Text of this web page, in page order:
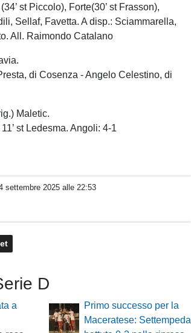
st Piccolo), Forte(30’ st Frasson),
Sellaf, Favetta. A disp.: Sciammarella,
All. Raimondo Catalano
di Cosenza - Angelo Celestino, di
Maletic.
st Ledesma. Angoli: 4-1
settembre 2025 alle 22:53
D
a
Primo successo per la
Maceratese: Settempeda